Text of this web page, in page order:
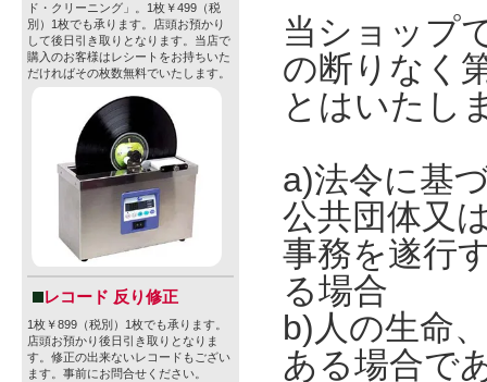
ド・クリーニング」。1枚￥499（税
別）1枚でも承ります。店頭お預かり
して後日引き取りとなります。当店で
購入のお客様はレシートをお持ちいた
だければその枚数無料でいたします。
レコード 反り修正
1枚￥899（税別）1枚でも承ります。
店頭お預かり後日引き取りとなりま
す。修正の出来ないレコードもござい
ます。事前にお問合せください。
当ショップ
の断りなく
とはいたし
a)法令に基
公共団体又
事務を遂行
る場合
b)人の生命
ある場合で